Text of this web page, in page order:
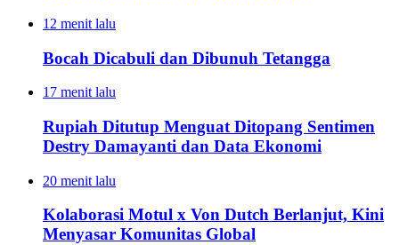
12 menit lalu
Bocah Dicabuli dan Dibunuh Tetangga
17 menit lalu
Rupiah Ditutup Menguat Ditopang Sentimen
Destry Damayanti dan Data Ekonomi
20 menit lalu
Kolaborasi Motul x Von Dutch Berlanjut, Kini
Menyasar Komunitas Global